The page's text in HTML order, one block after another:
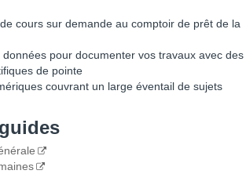
cours sur demande au comptoir de prêt de la
pour documenter vos travaux avec des
de pointe
couvrant un large éventail de sujets